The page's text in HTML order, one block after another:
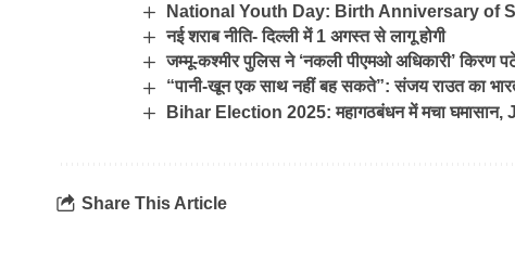
National Youth Day: Birth Anniversary of
नई शराब नीति- दिल्ली में 1 अगस्त से लागू होगी
जम्मू-कश्मीर पुलिस ने ‘नकली पीएमओ अधिकारी’ किरण
“पानी-खून एक साथ नहीं बह सकते”: संजय राउत का
Bihar Election 2025: महागठबंधन में मचा घमासान,
Share This Article